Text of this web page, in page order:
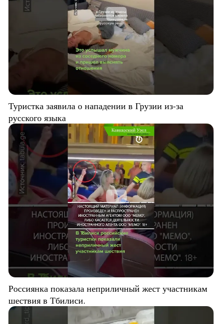
Туристка заявила о нападении в Грузии из-за
русского языка
Россиянка показала неприличный жест участникам
шествия в Тбилиси.